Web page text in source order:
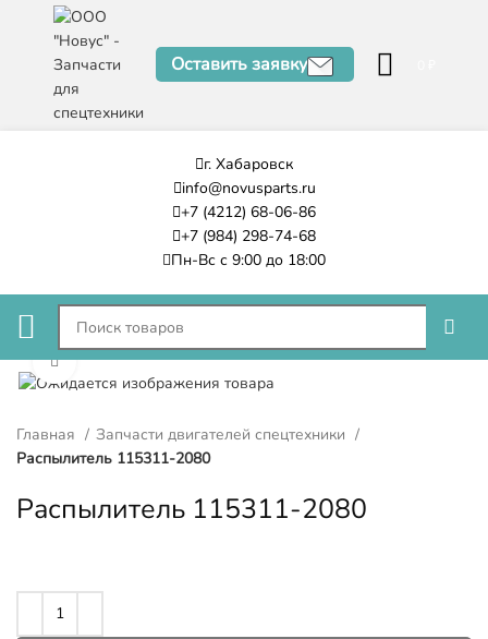
Оставить заявку
г. Хабаровск
info@novusparts.ru
+7 (4212) 68-06-86
+7 (984) 298-74-68
Пн-Вс с 9:00 до 18:00
Нажмите, чтобы увеличить
Главная
Запчасти двигателей спецтехники
Распылитель 115311-2080
Распылитель 115311-2080